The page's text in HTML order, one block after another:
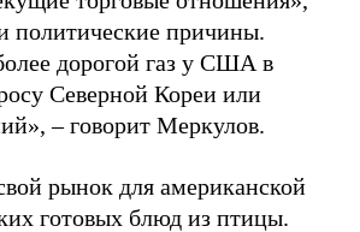
политические причины.
дорогой газ у США в
Северной Кореи или
– говорит Меркулов.
рынок для американской
готовых блюд из птицы.